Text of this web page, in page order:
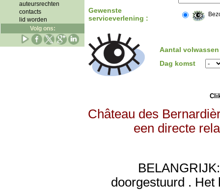
auteursrechten
contacts
lid worden
Volg ons:
Gewenste
serviceverlening :
Aantal
Dag komst
Château des
een directe
doorgestuurd . Het